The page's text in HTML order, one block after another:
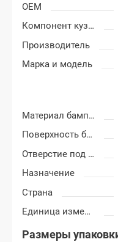
OEM
Компонент кузова
Производитель
Марка и модель
Материал бампера
Поверхность бампера
Отверстие под ПТФ
Назначение
Страна
Единица измерения
Размеры